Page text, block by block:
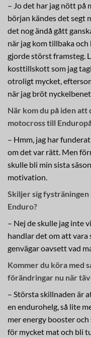
– Jo det har jag nött på
början kändes det segt
det nog ändå gått
när jag kom tillbaka
gjorde störst framsteg.
kosttillskott som jag
otroligt mycket,
när jag bröt
När kom du på iden att
motocross till
– Hmm, jag har
om det var rätt. Men
skulle bli min sista
motivation.
Skiljer sig
Enduro?
– Nej de skulle jag inte
handlar det om att vara
genvägar oavsett vad
Kommer du köra med
förändringar nu när
– Största skillnaden är
en endurohelg, så lite
mer energy booster
för mycket mat och bli